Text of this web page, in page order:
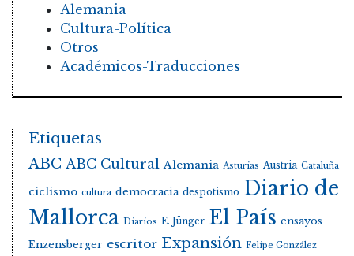
Alemania
Cultura-Política
Otros
Académicos-Traducciones
Etiquetas
ABC ABC Cultural Alemania Asturias Austria Cataluña
ciclismo cultura democracia despotismo Diario de
Mallorca Diarios E. Jünger El País ensayos
Enzensberger escritor Expansión Felipe González